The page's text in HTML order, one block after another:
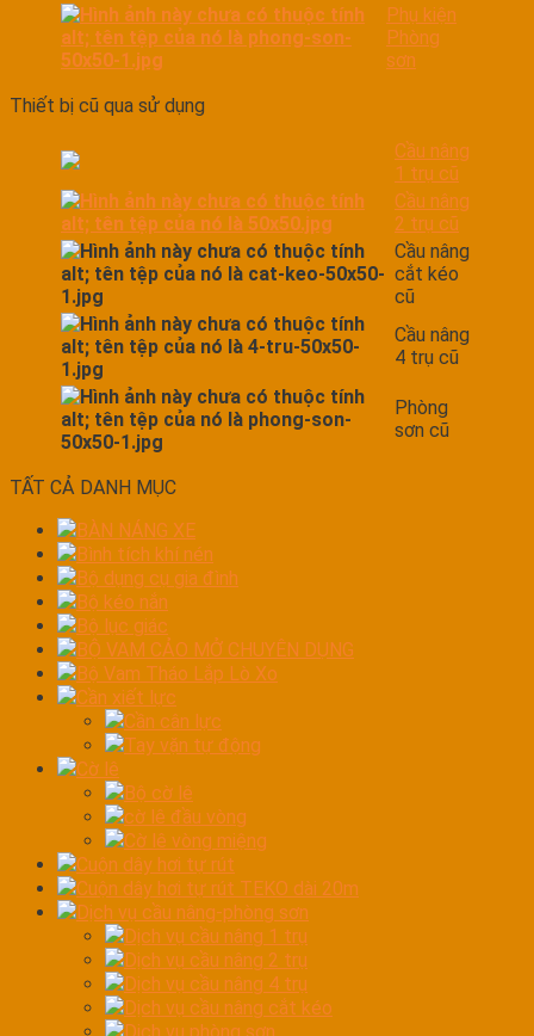
Phụ kiện
Phòng
sơn
Thiết bị cũ qua sử dụng
Cầu nâng
1 trụ cũ
Cầu nâng
2 trụ cũ
Cầu nâng
cắt kéo
cũ
Cầu nâng
4 trụ cũ
Phòng
sơn cũ
TẤT CẢ DANH MỤC
BÀN NÁNG XE
Bình tích khí nén
Bộ dụng cụ gia đình
Bộ kéo nắn
Bộ lục giác
BỘ VAM CẢO MỞ CHUYÊN DỤNG
Bộ Vam Tháo Lắp Lò Xo
Cần xiết lực
Cần cân lực
Tay vặn tự động
Cờ lê
Bộ cờ lê
cờ lê đầu vòng
Cờ lê vòng miệng
Cuộn dây hơi tự rút
Cuộn dây hơi tự rút TEKO dài 20m
Dịch vụ cầu nâng-phòng sơn
Dịch vụ cầu nâng 1 trụ
Dịch vụ cầu nâng 2 trụ
Dịch vụ cầu nâng 4 trụ
Dịch vụ cầu nâng cắt kéo